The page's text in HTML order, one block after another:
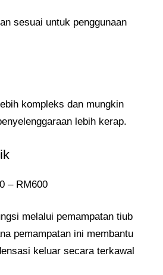
sesuai untuk penggunaan
kompleks dan mungkin
lebih kerap.
– RM600
melalui pemampatan tiub
pemampatan ini membantu
keluar secara terkawal